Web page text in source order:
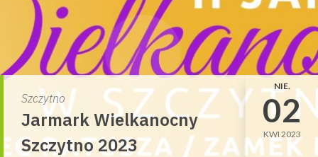
Szczytno
Jarmark Wielkanocny
Szczytno 2023
NIE.
02
KWI 2023